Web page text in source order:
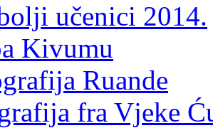
učenici 2014.
Kivumu
Ruande
fra Vjeke